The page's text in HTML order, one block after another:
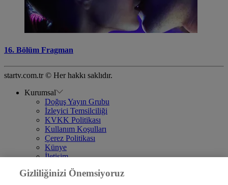
16. Bölüm Fragman
startv.com.tr © Her hakkı saklıdır.
Kurumsal
Doğuş Yayın Grubu
İzleyici Temsilciliği
KVKK Politikası
Kullanım Koşulları
Çerez Politikası
Künye
İletişim
DYG Televizyonlar
Gizliliğinizi Önemsiyoruz